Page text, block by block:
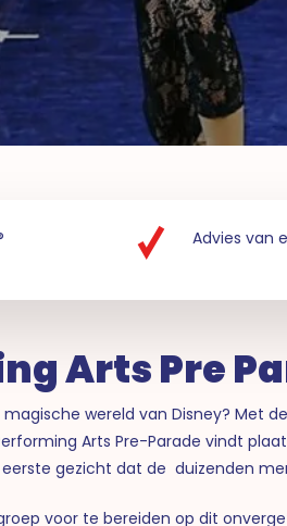
Advies van
Arts Pre
wereld van Disney? Met
Arts Pre-Parade vindt
gezicht dat de duizenden
voor te bereiden op dit